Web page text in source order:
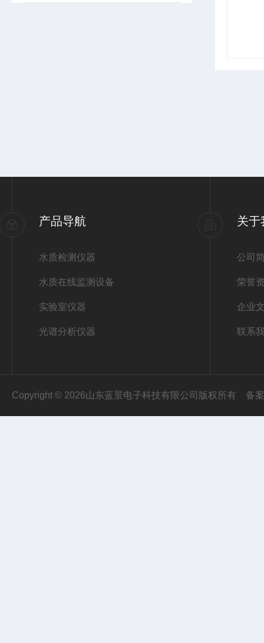
产品导航
水质检测仪器
水质在线监测设备
实验室仪器
光谱分析仪器
关于
公司
荣誉
企业
联系
Copyright © 2026山东蓝景电子科技有限公司版权所有 备